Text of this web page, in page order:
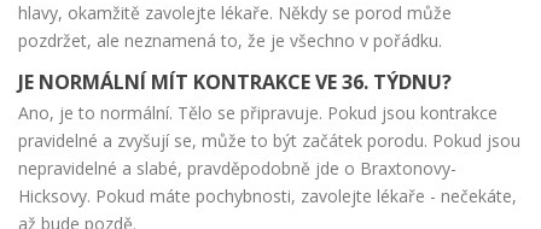
hlavy, okamžitě zavolejte lékaře. Někdy se porod může
pozdržet, ale neznamená to, že je všechno v pořádku.
JE NORMÁLNÍ MÍT KONTRAKCE VE 36. TÝDNU?
Ano, je to normální. Tělo se připravuje. Pokud jsou kontrakce
pravidelné a zvyšují se, může to být začátek porodu. Pokud jsou
nepravidelné a slabé, pravděpodobně jde o Braxtonovy-
Hicksovy. Pokud máte pochybnosti, zavolejte lékaře - nečekáte,
až bude pozdě.